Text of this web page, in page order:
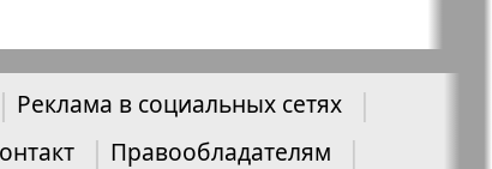
Реклама в социальных сетях
Правообладателям